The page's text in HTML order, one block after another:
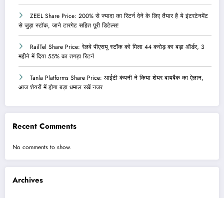
ZEEL Share Price: 200% से ज्यादा का रिटर्न देने के लिए तैयार है ये इंटरटेनमेंट
से जुड़ा स्टॉक, जाने टारगेट सहित पूरी डिटेल्स!
RailTel Share Price: रेलवे पीएसयू स्टॉक को मिला 44 करोड़ का बड़ा ऑर्डर, 3
महीने में दिया 55% का तगड़ा रिटर्न
Tanla Platforms Share Price: आईटी कंपनी ने किया शेयर बायबैक का ऐलान,
आज शेयरों में होगा बड़ा धमाल रखें नजर
Recent Comments
No comments to show.
Archives